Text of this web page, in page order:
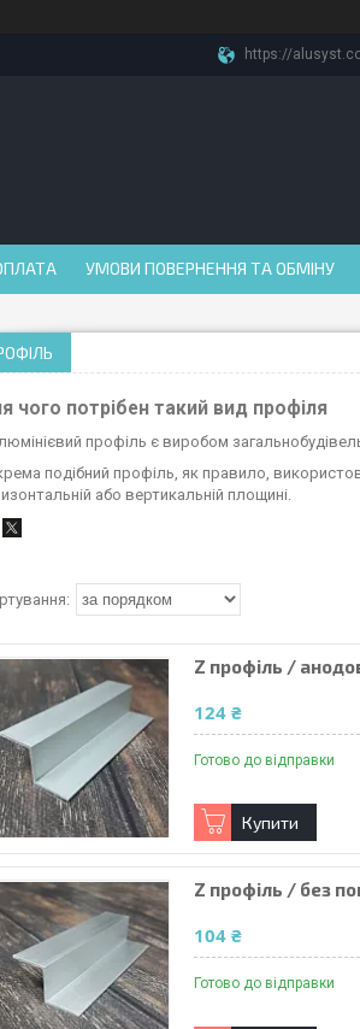
https://
УМОВИ ПОВЕРНЕННЯ ТА ОБМІНУ
чого потрібен такий вид профіля
профіль є виробом
подібний профіль, як правило,
або вертикальній площині.
Z профіль /
124 ₴
Готово до відправки
Купити
Z профіль / без
104 ₴
Готово до відправки